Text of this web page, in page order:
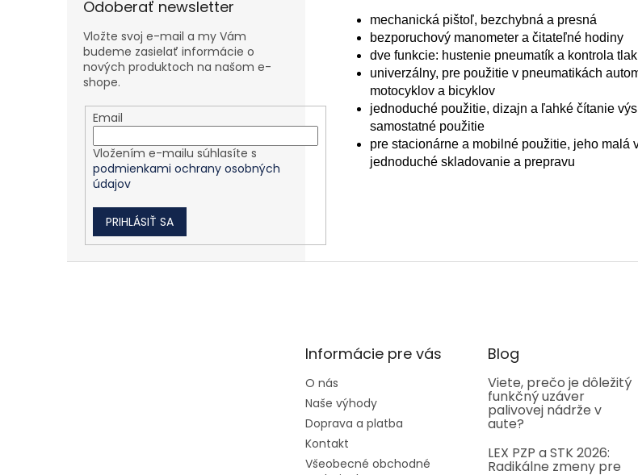
Odoberať newsletter
Vložte svoj e-mail a my Vám
budeme zasielať informácie o
nových produktoch na našom e-
shope.
Email
Vložením e-mailu súhlasíte s
podmienkami ochrany osobných
údajov
PRIHLÁSIŤ SA
mechanická pištoľ, bezchybná a presná
bezporuchový manometer a čitateľné hodiny
dve funkcie: hustenie pneumatík a kontrola
univerzálny, pre použitie v pneumatikách
motocyklov a bicyklov
jednoduché použitie, dizajn a ľahké čítanie
samostatné použitie
pre stacionárne a mobilné použitie, jeho malá
jednoduché skladovanie a prepravu
Informácie pre vás
O nás
Naše výhody
Doprava a platba
Kontakt
Všeobecné obchodné
Blog
Viete, prečo je dôležitý
funkčný uzáver
palivovej nádrže v
aute?
LEX PZP a STK 2026:
Radikálne zmeny pre